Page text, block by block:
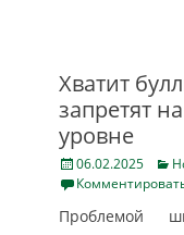
Хватит
запретят
уровне
Posted
on
06.02.2025
Проблемой